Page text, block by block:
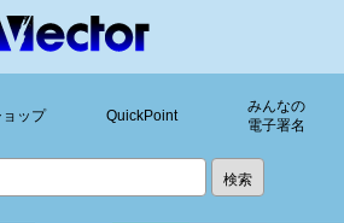
ョップ QuickPoint
みんなの
電子署名